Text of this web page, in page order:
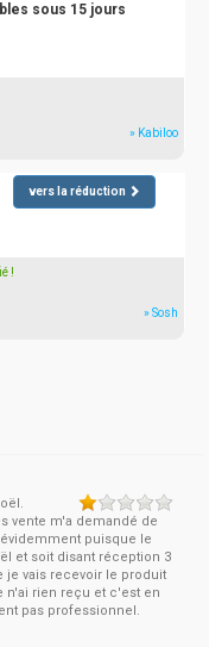
sous 15 jours
» Kabiloo
vers la réduction
!
» Sosh
vente m'a demandé de
puisque le
et soit disant réception 3
je vais recevoir le produit
n'ai rien reçu et c'est en
pas professionnel.